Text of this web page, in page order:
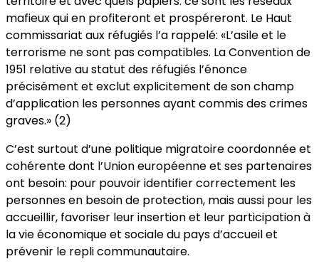
mafieux qui en profiteront et prospéreront. Le Haut
commissariat aux réfugiés l’a rappelé: «L’asile et le
terrorisme ne sont pas compatibles. La Convention de
1951 relative au statut des réfugiés l’énonce
précisément et exclut explicitement de son champ
d’application les personnes ayant commis des crimes
graves.» (2)
C’est surtout d’une politique migratoire coordonnée et
cohérente dont l’Union européenne et ses partenaires
ont besoin: pour pouvoir identifier correctement les
personnes en besoin de protection, mais aussi pour les
accueillir, favoriser leur insertion et leur participation à
la vie économique et sociale du pays d’accueil et
prévenir le repli communautaire.